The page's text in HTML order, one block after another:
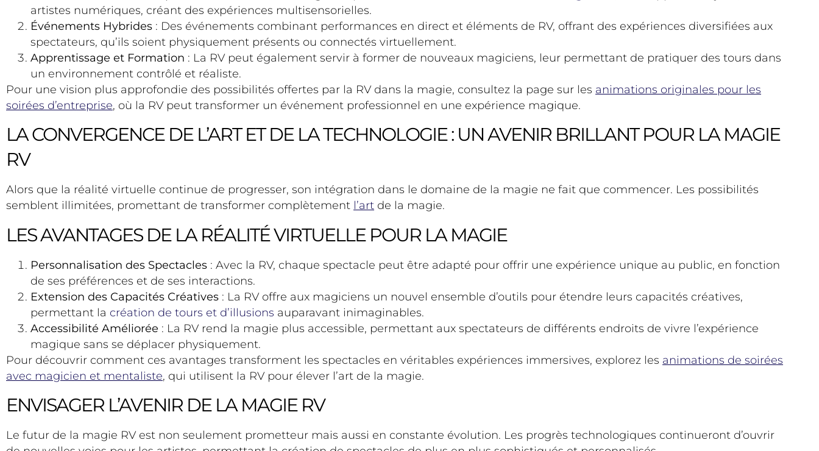
artistes numériques, créant des expériences multisensorielles.
Événements Hybrides : Des événements combinant performances en direct et éléments de RV, offrant des expériences diversifiées aux
spectateurs, qu’ils soient physiquement présents ou connectés virtuellement.
Apprentissage et Formation : La RV peut également servir à former de nouveaux magiciens, leur permettant de pratiquer des tours dans
un environnement contrôlé et réaliste.
Pour une vision plus approfondie des possibilités offertes par la RV dans la magie, consultez la page sur les animations originales pour les
soirées d’entreprise, où la RV peut transformer un événement professionnel en une expérience magique.
LA CONVERGENCE DE L’ART ET DE LA TECHNOLOGIE : UN AVENIR BRILLANT POUR LA MAGIE
RV
Alors que la réalité virtuelle continue de progresser, son intégration dans le domaine de la magie ne fait que commencer. Les possibilités
semblent illimitées, promettant de transformer complètement l’art de la magie.
LES AVANTAGES DE LA RÉALITÉ VIRTUELLE POUR LA MAGIE
Personnalisation des Spectacles : Avec la RV, chaque spectacle peut être adapté pour offrir une expérience unique au public, en fonction
de ses préférences et de ses interactions.
Extension des Capacités Créatives : La RV offre aux magiciens un nouvel ensemble d’outils pour étendre leurs capacités créatives,
permettant la création de tours et d’illusions auparavant inimaginables.
Accessibilité Améliorée : La RV rend la magie plus accessible, permettant aux spectateurs de différents endroits de vivre l’expérience
magique sans se déplacer physiquement.
Pour découvrir comment ces avantages transforment les spectacles en véritables expériences immersives, explorez les animations de soirées
avec magicien et mentaliste, qui utilisent la RV pour élever l’art de la magie.
ENVISAGER L’AVENIR DE LA MAGIE RV
Le futur de la magie RV est non seulement prometteur mais aussi en constante évolution. Les progrès technologiques continueront d’ouvrir